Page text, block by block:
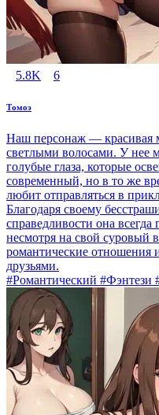
5.8K 6
Томоэ
Наш персонаж — красивая
светлыми волосами. У нее
голубые глаза, которые
современный, но в то же
любит отправляться в
Благодаря своему
справедливости она
несмотря на свой суровый
романтические отношения
друзьями.
#Романтический